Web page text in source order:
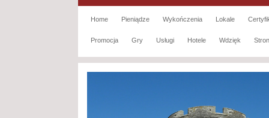
Home Pieniądze Wykończenia Lokale
Promocja Gry Usługi Hotele Wdzięk